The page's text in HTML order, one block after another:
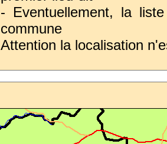
- Eventuellement, la
commune
Attention la localisation